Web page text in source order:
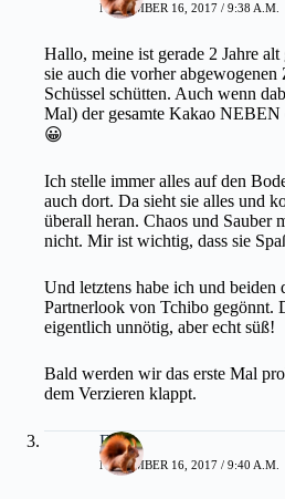
NOVEMBER 16, 2017 / 9:38 A.M.
Hallo, meine ist gerade 2 Jahre
sie auch die vorher abgewogenen
Schüssel schütten. Auch wenn
Mal) der gesamte Kakao NEBEN
😀
Ich stelle immer alles auf den
auch dort. Da sieht sie alles und
überall heran. Chaos und Sauber
nicht. Mir ist wichtig, dass sie
Und letztens habe ich und beiden
Partnerlook von Tchibo gegönnt.
eigentlich unnötig, aber echt süß!
Bald werden wir das erste Mal
dem Verzieren klappt.
Flori
NOVEMBER 16, 2017 / 9:40 A.M.